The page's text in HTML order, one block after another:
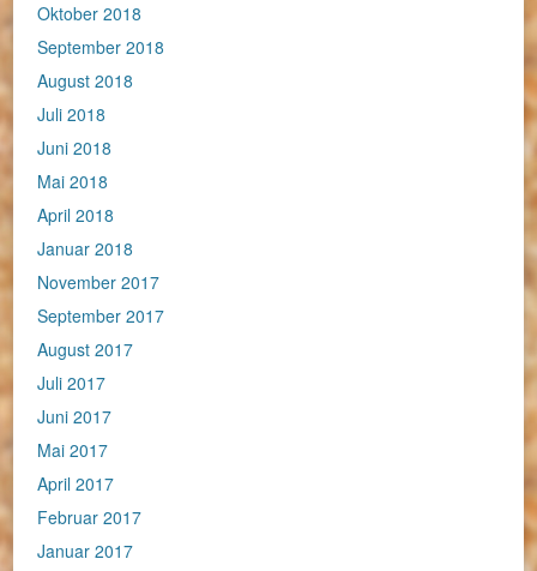
Oktober 2018
September 2018
August 2018
Juli 2018
Juni 2018
Mai 2018
April 2018
Januar 2018
November 2017
September 2017
August 2017
Juli 2017
Juni 2017
Mai 2017
April 2017
Februar 2017
Januar 2017